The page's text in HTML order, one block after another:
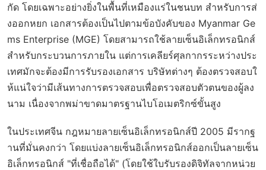
กัด โดยเฉพาะอย่างยิ่งในพื้นที่เหมืองแร่ในชนบท สำหรับการส่
งออกหยก เอกสารต้องเป็นไปตามข้อบังคับของ Myanmar Ge
ms Enterprise (MGE) โดยสามารถใช้ลายเซ็นอิเล็กทรอนิกส์
สำหรับกระบวนการภายใน แต่การเคลียร์ศุลกากรระหว่างประ
เทศมักจะต้องมีการรับรองเอกสาร บริษัทต่างๆ ต้องตรวจสอบใ
ห้แน่ใจว่ามีเส้นทางการตรวจสอบเพื่อตรวจสอบตัวตนของผู้ลง
นาม เนื่องจากพม่าขาดมาตรฐานไบโอเมตริกซ์ขั้นสูง
ในประเทศจีน กฎหมายลายเซ็นอิเล็กทรอนิกส์ปี 2005 มีรากฐ
านที่มั่นคงกว่า โดยแบ่งลายเซ็นอิเล็กทรอนิกส์ออกเป็นลายเซ็น
อิเล็กทรอนิกส์ "ที่เชื่อถือได้" (โดยใช้ใบรับรองดิจิทัลจากหน่วย